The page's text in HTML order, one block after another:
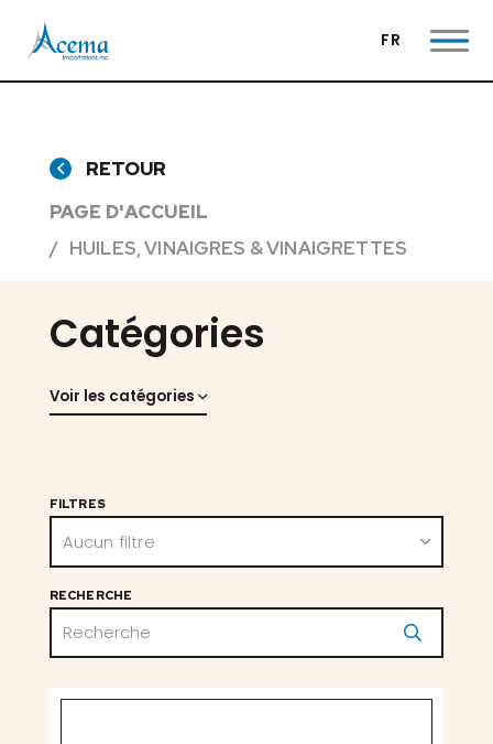
FR
RETOUR
PAGE D'ACCUEIL
HUILES, VINAIGRES & VINAIGRETTES
Catégories
Voir les catégories
FILTRES
Aucun filtre
RECHERCHE